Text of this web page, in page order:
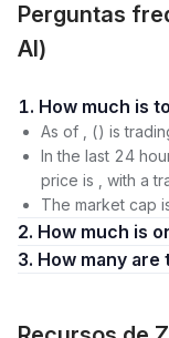
Perguntas
AI)
1.
As of , () is
In the last 24
price is , with a
The market cap
2. How much is
3. How